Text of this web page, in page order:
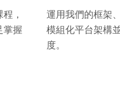
，
掌握
運用我們的框架
模組化平台架構
度。